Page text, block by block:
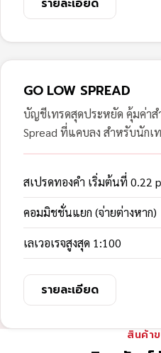
GO LOW SPREAD
บัญชีเทรดสุดประหยัด คุ้มค่า
Spread ที่แคบลง สำหรับนักเ
สเปรดทองคำ เริ่มต้นที่ 0.22
คอมมิชชั่นแยก (จ่ายต่างหาก)
เลเวอเรจสูงสุด 1:100
รายละเอียด
สินค้า